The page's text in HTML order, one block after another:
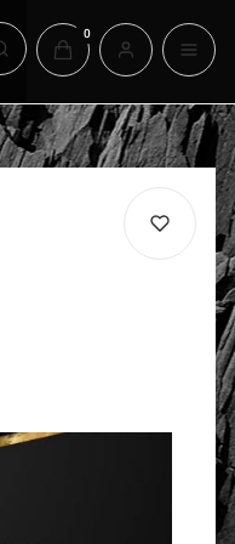
Otwórz wyszukiwarkę
Produkty w koszyku: